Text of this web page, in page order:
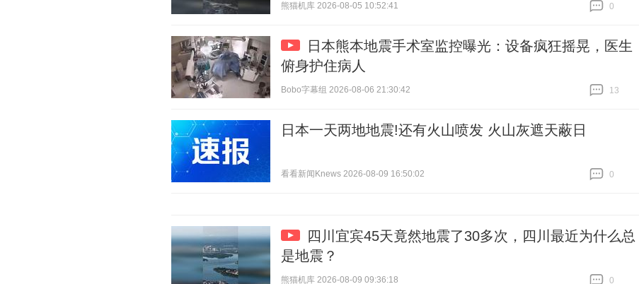
熊猫机库 2026-08-05 10:52:41
0
日本熊本地震手术室监控曝光：设备疯狂摇晃，医生
俯身护住病人
Bobo字幕组 2026-08-06 21:30:42
13
日本一天两地地震!还有火山喷发 火山灰遮天蔽日
看看新闻Knews 2026-08-09 16:50:02
0
四川宜宾45天竟然地震了30多次，四川最近为什么总
是地震？
熊猫机库 2026-08-09 09:36:18 0